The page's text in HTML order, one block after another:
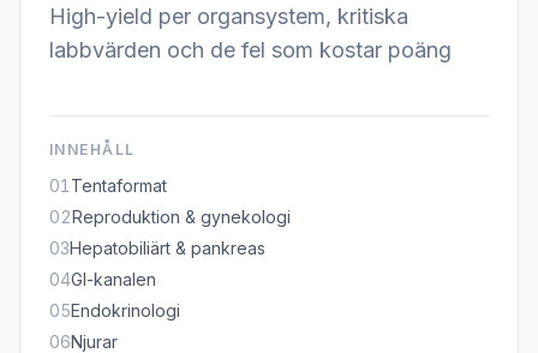
High-yield per organsystem, kritiska
labbvärden och de fel som kostar poäng
INNEHÅLL
01 Tentaformat
02Reproduktion & gynekologi
03Hepatobiliärt & pankreas
04GI-kanalen
05Endokrinologi
06Njurar